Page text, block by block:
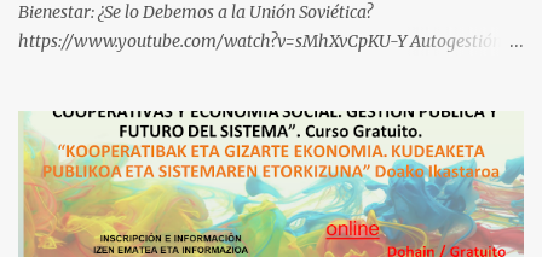
Bienestar: ¿Se lo Debemos a la Unión Soviética?
https://www.youtube.com/watch?v=sMhXvCpKU-Y Autogestión
Industrial https://www.youtube.com/shorts/dGKjgqEvRHk
¿Conoces los nuevos canales de BABESTU? Si quieres hacer algo, o
compartir ideas, para proteger a los niños y adolescentes vascos
frente a abusos y manipulaciones: BABESTUren kanal berriak
ezagutzen dituzu? Euskal haurrak eta nerabeak abusu eta